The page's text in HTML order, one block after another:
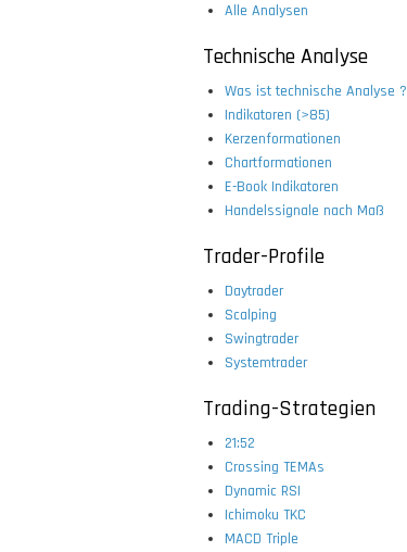
Alle Analysen
Technische Analyse
Was ist technische Analyse ?
Indikatoren (>85)
Kerzenformationen
Chartformationen
E-Book Indikatoren
Handelssignale nach Maß
Trader-Profile
Daytrader
Scalping
Swingtrader
Systemtrader
Trading-Strategien
21:52
Crossing TEMAs
Dynamic RSI
Ichimoku TKC
MACD Triple